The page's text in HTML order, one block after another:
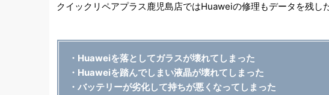
クイックリペアプラス鹿児島店ではHuaweiの修理もデータを残し
・Huaweiを落としてガラスが壊れてしまった
・Huaweiを踏んでしまい液晶が壊れてしまった
・バッテリーが劣化して持ちが悪くなってしまった